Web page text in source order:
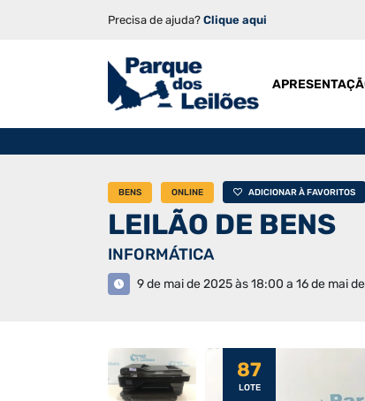
Precisa de ajuda? Clique aqui
BENS ONLINE ADICIONAR À FAVORITOS
LEILÃO DE BENS
INFORMÁTICA
9 de mai de 2025 às 18:00 a 16 de mai
87
LOTE